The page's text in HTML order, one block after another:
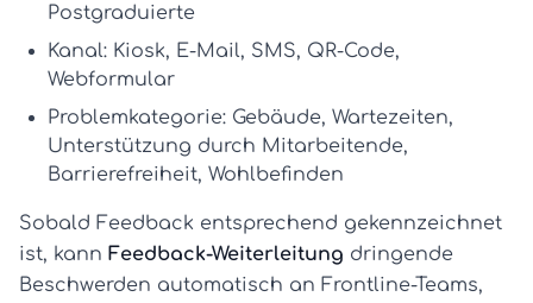
Postgraduierte
Kanal: Kiosk, E-Mail, SMS, QR-Code,
Webformular
Problemkategorie: Gebäude, Wartezeiten,
Unterstützung durch Mitarbeitende,
Barrierefreiheit, Wohlbefinden
Sobald Feedback entsprechend gekennzeichnet
ist, kann Feedback-Weiterleitung dringende
Beschwerden automatisch an Frontline-Teams,